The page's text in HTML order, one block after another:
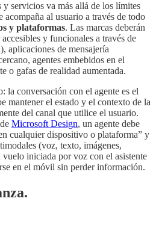
servicios va más allá de los límites
acompaña al usuario a través de todo
y plataformas. Las marcas deberán
y funcionales a través de
aplicaciones de mensajería
agentes embebidos en el
o gafas de realidad aumentada.
la conversación con el agente es el
mantener el estado y el contexto de la
del canal que utilice el usuario.
Microsoft Design, un agente debe
cualquier dispositivo o plataforma” y
(voz, texto, imágenes,
vuelo iniciada por voz con el asistente
en el móvil sin perder información.